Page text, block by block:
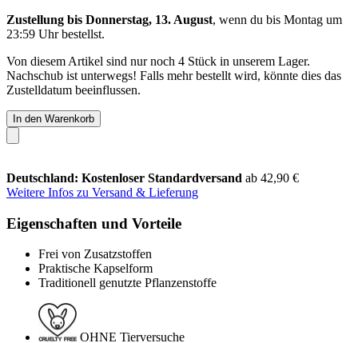
Zustellung bis Donnerstag, 13. August, wenn du bis Montag um
23:59 Uhrbestellst.
Von diesem Artikel sind nur noch 4 Stück in unserem Lager.
Nachschub ist unterwegs! Falls mehr bestellt wird, könnte dies das
Zustelldatum beeinflussen.
In den Warenkorb
Deutschland: Kostenloser Standardversand ab 42,90 €
Weitere Infos zu Versand & Lieferung
Eigenschaften und Vorteile
Frei von Zusatzstoffen
Praktische Kapselform
Traditionell genutzte Pflanzenstoffe
OHNE Tierversuche